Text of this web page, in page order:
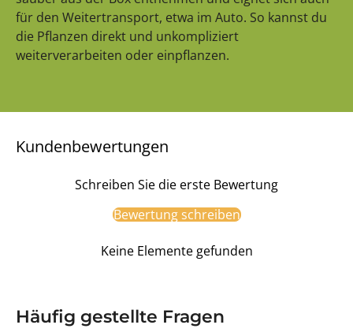
für den Weitertransport, etwa im Auto. So kannst du
die Pflanzen direkt und unkompliziert
weiterverarbeiten oder einpflanzen.
Kundenbewertungen
Schreiben Sie die erste Bewertung
Bewertung schreiben
Keine Elemente gefunden
Häufig gestellte Fragen